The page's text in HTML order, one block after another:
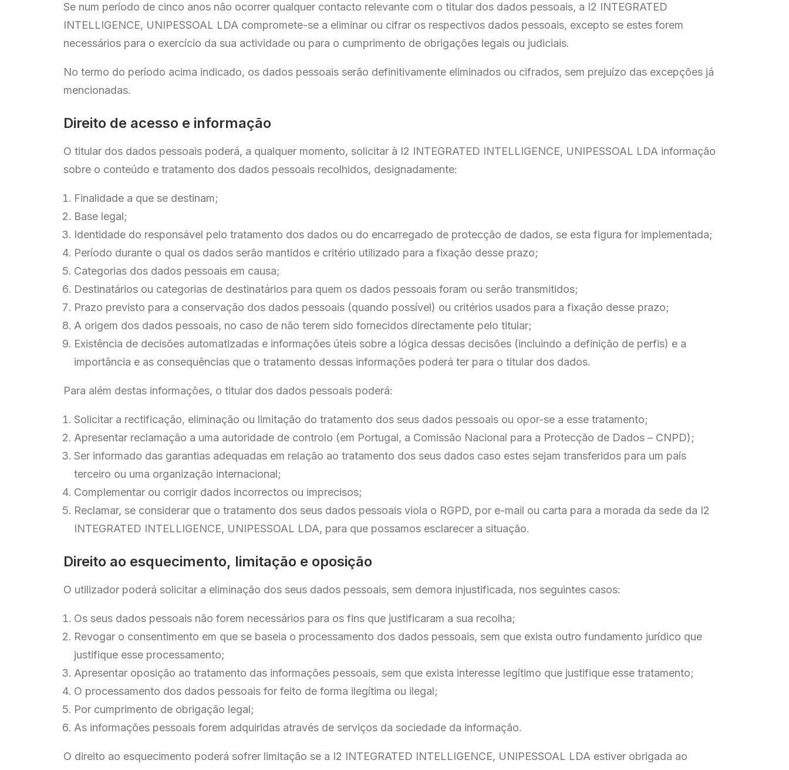
Se num período de cinco anos não ocorrer qualquer contacto relevante com o titular dos dados pessoais, a I2 INTEGRATED
INTELLIGENCE, UNIPESSOAL LDA compromete-se a eliminar ou cifrar os respectivos dados pessoais, excepto se estes forem
necessários para o exercício da sua actividade ou para o cumprimento de obrigações legais ou judiciais.
No termo do período acima indicado, os dados pessoais serão definitivamente eliminados ou cifrados, sem prejuízo das excepções já
mencionadas.
Direito de acesso e informação
O titular dos dados pessoais poderá, a qualquer momento, solicitar à I2 INTEGRATED INTELLIGENCE, UNIPESSOAL LDA informação
sobre o conteúdo e tratamento dos dados pessoais recolhidos, designadamente:
Finalidade a que se destinam;
Base legal;
Identidade do responsável pelo tratamento dos dados ou do encarregado de protecção de dados, se esta figura for implementada;
Período durante o qual os dados serão mantidos e critério utilizado para a fixação desse prazo;
Categorias dos dados pessoais em causa;
Destinatários ou categorias de destinatários para quem os dados pessoais foram ou serão transmitidos;
Prazo previsto para a conservação dos dados pessoais (quando possível) ou critérios usados para a fixação desse prazo;
A origem dos dados pessoais, no caso de não terem sido fornecidos directamente pelo titular;
Existência de decisões automatizadas e informações úteis sobre a lógica dessas decisões (incluindo a definição de perfis) e a
importância e as consequências que o tratamento dessas informações poderá ter para o titular dos dados.
Para além destas informações, o titular dos dados pessoais poderá:
Solicitar a rectificação, eliminação ou limitação do tratamento dos seus dados pessoais ou opor-se a esse tratamento;
Apresentar reclamação a uma autoridade de controlo (em Portugal, a Comissão Nacional para a Protecção de Dados – CNPD);
Ser informado das garantias adequadas em relação ao tratamento dos seus dados caso estes sejam transferidos para um país
terceiro ou uma organização internacional;
Complementar ou corrigir dados incorrectos ou imprecisos;
Reclamar, se considerar que o tratamento dos seus dados pessoais viola o RGPD, por e-mail ou carta para a morada da sede da I2
INTEGRATED INTELLIGENCE, UNIPESSOAL LDA, para que possamos esclarecer a situação.
Direito ao esquecimento, limitação e oposição
O utilizador poderá solicitar a eliminação dos seus dados pessoais, sem demora injustificada, nos seguintes casos:
Os seus dados pessoais não forem necessários para os fins que justificaram a sua recolha;
Revogar o consentimento em que se baseia o processamento dos dados pessoais, sem que exista outro fundamento jurídico que
justifique esse processamento;
Apresentar oposição ao tratamento das informações pessoais, sem que exista interesse legítimo que justifique esse tratamento;
O processamento dos dados pessoais for feito de forma ilegítima ou ilegal;
Por cumprimento de obrigação legal;
As informações pessoais forem adquiridas através de serviços da sociedade da informação.
O direito ao esquecimento poderá sofrer limitação se a I2 INTEGRATED INTELLIGENCE, UNIPESSOAL LDA estiver obrigada ao